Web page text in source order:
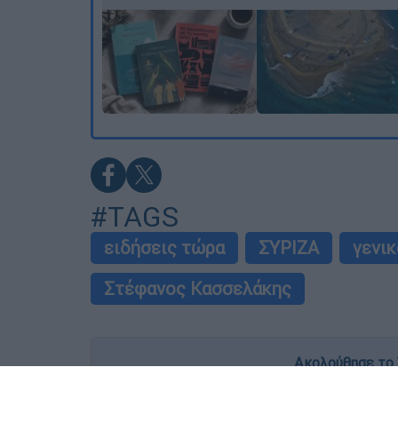
#TAGS
ειδήσεις τώρα ΣΥΡΙΖΑ
Στέφανος Κασσελάκης
Ακολούθησε το